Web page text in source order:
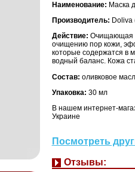
Наименование: Маска
Производитель: Doliva
Действие: Очищающая
очищению пор кожи,
которые содержатся в
водный баланс. Кожа
Состав: оливковое
Упаковка: 30 мл
В нашем интернет-
Украине
Посмотреть
Отзывы: